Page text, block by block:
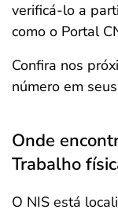
verificá-lo a
como o Portal
Confira nos
número em
Onde
Trabalho
O NIS está